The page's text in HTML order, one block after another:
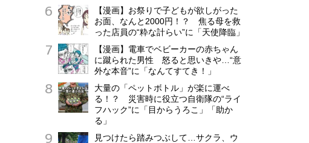
【漫画】お祭りで子どもが欲しがった
お面、なんと2000円！？ 焦る母を救
った店員の“粋な計らい”に「天使降臨」
【漫画】電車でベビーカーの赤ちゃん
に蹴られた男性 怒ると思いきや…“意
外な本音”に「なんてすてき！」
大量の「ペットボトル」が楽に運べ
る！？ 災害時に役立つ自衛隊の“ライ
フハック”に「目からうろこ」「助か
る」
見つけたら踏みつぶして…サクラ、ウ